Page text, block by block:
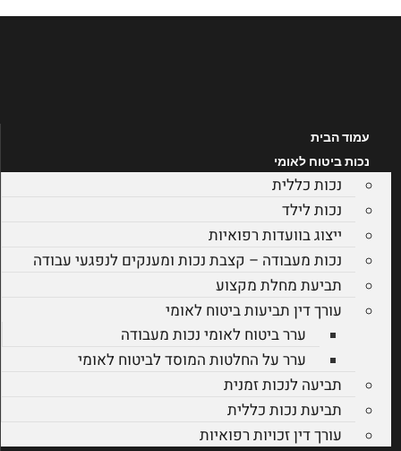
עמוד הבית
נכות ביטוח לאומי
נכות כללית
נכות לילד
ייצוג בוועדות רפואיות
נכות מעבודה – קצבת נכות ומענקים לנפגעי עבודה
תביעת מחלת מקצוע
עורך דין תביעות ביטוח לאומי
ערר ביטוח לאומי נכות מעבודה
ערר על החלטות המוסד לביטוח לאומי
תביעה לנכות זמנית
תביעת נכות כללית
עורך דין זכויות רפואיות